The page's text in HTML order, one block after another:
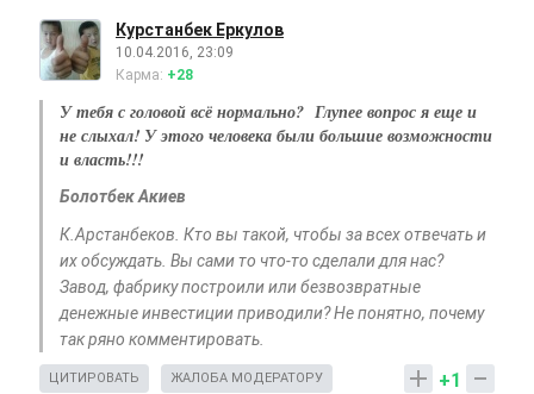
Курстанбек Еркулов
10.04.2016, 23:09
Карма: +28
У тебя с головой всё нормально? Глупее вопрос я еще и
не слыхал! У этого человека были большие возможности
и власть!!!
Болотбек Акиев
К.Арстанбеков. Кто вы такой, чтобы за всех отвечать и
их обсуждать. Вы сами то что-то сделали для нас?
Завод, фабрику построили или безвозвратные
денежные инвестиции приводили? Не понятно, почему
так ряно комментировать.
+1
ЦИТИРОВАТЬ ЖАЛОБА МОДЕРАТОРУ